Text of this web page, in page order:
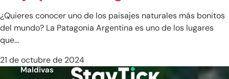
Emiratos Árabes
Indonesia
Maldivas
¿Quieres conocer uno de los paisajes naturales más bonitos
del mundo? La Patagonia Argentina es uno de los lugares
que...
21 de octubre de 2024